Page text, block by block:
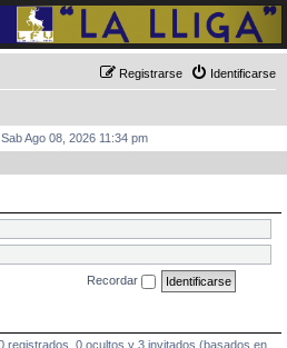
Identificarse
Registrarse
Ago 08, 2026 11:34 pm
Recordar
registrados, 0 ocultos y 3 invitados (basados en